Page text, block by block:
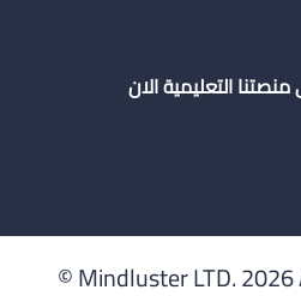
التعليمية الان
Mindluster LTD.2026